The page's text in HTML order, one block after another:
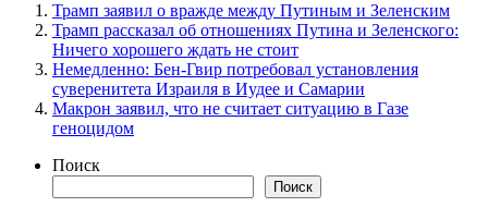
Трамп заявил о вражде между Путиным и Зеленским
Трамп рассказал об отношениях Путина и Зеленского:
Ничего хорошего ждать не стоит
Немедленно: Бен-Гвир потребовал установления
суверенитета Израиля в Иудее и Самарии
Макрон заявил, что не считает ситуацию в Газе
геноцидом
Поиск
Поиск